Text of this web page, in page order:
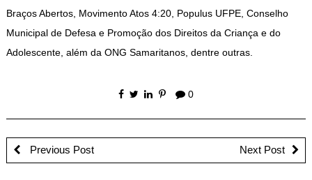
Braços Abertos, Movimento Atos 4:20, Populus UFPE, Conselho
Municipal de Defesa e Promoção dos Direitos da Criança e do
Adolescente, além da ONG Samaritanos, dentre outras.
0
Previous Post Next Post